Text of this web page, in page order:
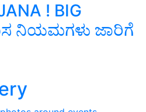
! BIG
ನಿಯಮಗಳು ಜಾರಿಗೆ